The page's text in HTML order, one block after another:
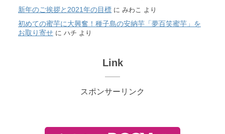
新年のご挨拶と2021年の目標 に みわこ より
初めての蜜芋に大興奮！種子島の安納芋「夢百笑蜜芋」を
お取り寄せ に ハチ より
Link
スポンサーリンク